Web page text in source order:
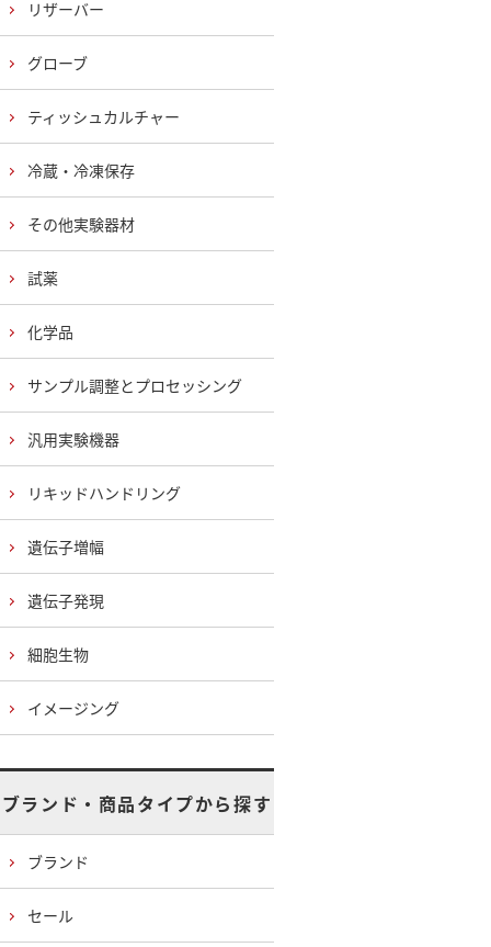
リザーバー
グローブ
ティッシュカルチャー
冷蔵・冷凍保存
その他実験器材
試薬
化学品
サンプル調整とプロセッシング
汎用実験機器
リキッドハンドリング
遺伝子増幅
遺伝子発現
細胞生物
イメージング
ブランド・商品タイプから探す
ブランド
セール